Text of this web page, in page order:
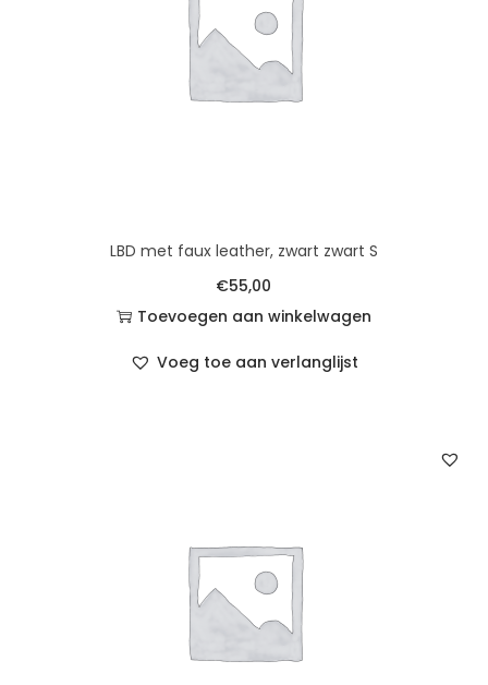
LBD met faux leather, zwart zwart S
€55,00
Toevoegen aan winkelwagen
Voeg toe aan verlanglijst